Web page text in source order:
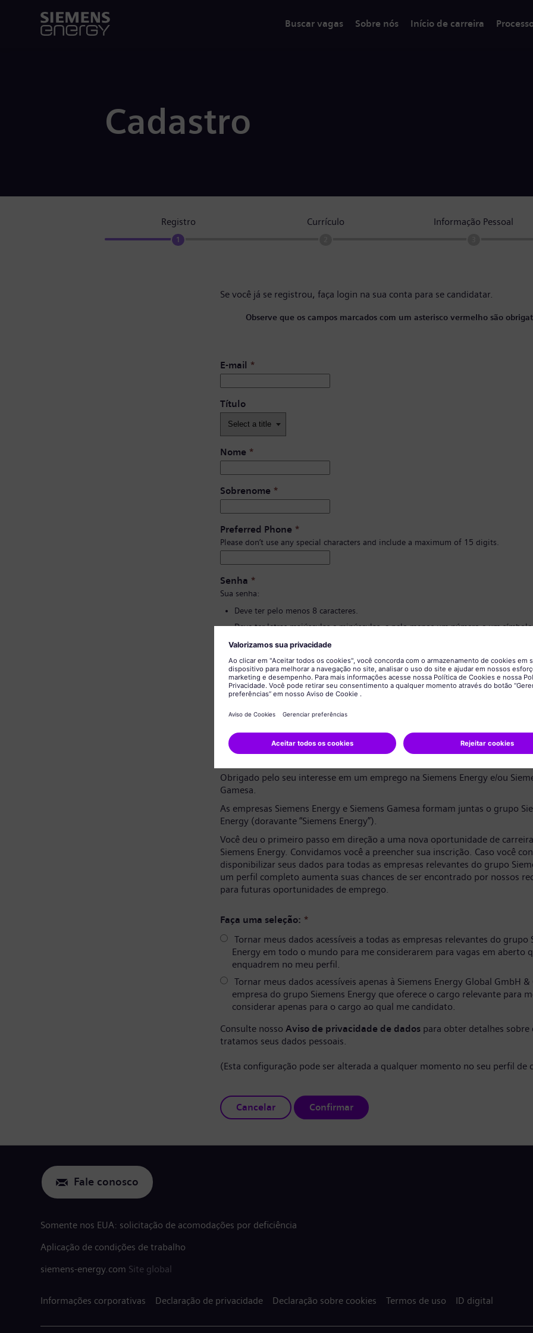
Buscar vagas Sobre nós Início de carreira
Cadastro
Registro
1
Currículo Informação Pessoal
Se você já se registrou, faça login na sua conta para se candidatar.
Observe que os campos marcados com um asterisco vermelho são
E-mail *
Título
Nome *
Sobrenome *
Preferred Phone *
Please don’t use any special characters and include a maximum of 15 digits.
Senha *
Sua senha:
Deve ter pelo menos 8 caracteres.
Deve ter letras maiúsculas e minúsculas, e pelo menos um número e um
Não deve ter nenhuma informação pessoal.
Não deve conter palavras comumente usadas.
Confirmação de senha
Aviso de privacidade de dados
Obrigado pelo seu interesse em um emprego na Siemens Energy e/ou
Gamesa.
As empresas Siemens Energy e Siemens Gamesa formam juntas o grupo
Energy (doravante “Siemens Energy”).
Você deu o primeiro passo em direção a uma nova oportunidade de
Siemens Energy. Convidamos você a preencher sua inscrição. Caso você
disponibilizar seus dados para todas as empresas relevantes do grupo
um perfil completo aumenta suas chances de ser encontrado por nossos
para futuras oportunidades de emprego.
Faça uma seleção: *
Tornar meus dados acessíveis a todas as empresas relevantes do grupo
Energy em todo o mundo para me considerarem para vagas em aberto
enquadrem no meu perfil.
Tornar meus dados acessíveis apenas à Siemens Energy Global GmbH &
empresa do grupo Siemens Energy que oferece o cargo relevante para
considerar apenas para o cargo ao qual me candidato.
Consulte nosso Aviso de privacidade de dados para obter detalhes sobre
tratamos seus dados pessoais.
(Esta configuração pode ser alterada a qualquer momento no seu perfil de
Cancelar Confirmar
Fale conosco
Somente nos EUA: solicitação de acomodações por deficiência
Aplicação de condições de trabalho
siemens-energy.com Site global
Informações corporativas Declaração de privacidade Declaração sobre cookies Termos de uso ID digital